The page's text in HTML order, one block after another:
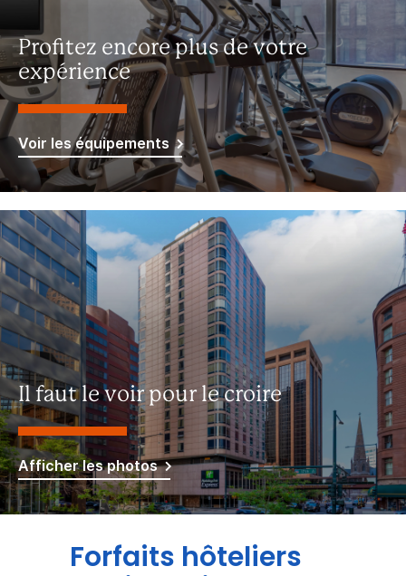
Profitez encore plus de votre
expérience
Voir les équipements
Il faut le voir pour le croire
Afficher les photos
Forfaits hôteliers